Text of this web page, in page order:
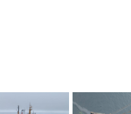
Image Image